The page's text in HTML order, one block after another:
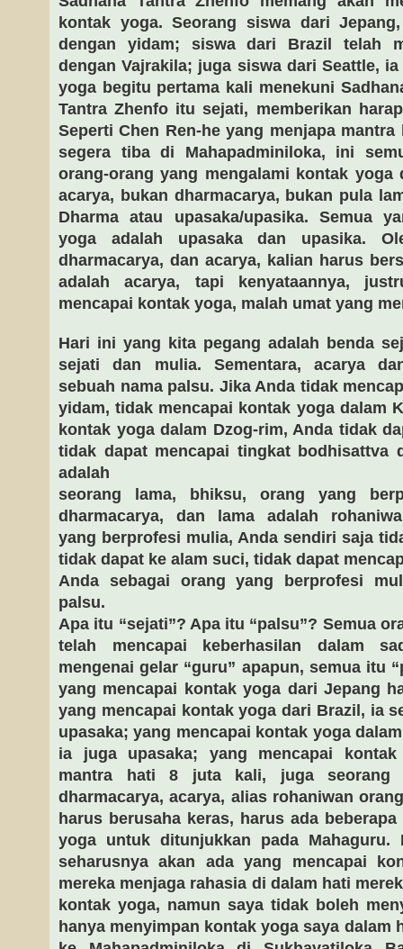
kontak yoga. Seorang siswa dari
dengan yidam; siswa dari Brazil telah
dengan Vajrakila; juga siswa dari Seattle,
yoga begitu pertama kali menekuni
Tantra Zhenfo itu sejati, memberikan
Seperti Chen Ren-he yang menjapa
segera tiba di Mahapadminiloka, ini
orang-orang yang mengalami kontak yoga
acarya, bukan dharmacarya, bukan pula
Dharma atau upasaka/upasika. Semua
yoga adalah upasaka dan upasika.
dharmacarya, dan acarya, kalian harus
adalah acarya, tapi kenyataannya,
mencapai kontak yoga, malah umat yang
Hari ini yang kita pegang adalah benda
sejati dan mulia. Sementara, acarya
sebuah nama palsu. Jika Anda tidak
yidam, tidak mencapai kontak yoga dalam
kontak yoga dalam Dzog-rim, Anda tidak
tidak dapat mencapai tingkat bodhisattva
adalah
seorang lama, bhiksu, orang yang
dharmacarya, dan lama adalah
yang berprofesi mulia, Anda sendiri saja
tidak dapat ke alam suci, tidak dapat
Anda sebagai orang yang berprofesi
palsu.
Apa itu “sejati”? Apa itu “palsu”? Semua
telah mencapai keberhasilan dalam
mengenai gelar “guru” apapun, semua itu
yang mencapai kontak yoga dari Jepang
yang mencapai kontak yoga dari Brazil, ia
upasaka; yang mencapai kontak yoga
ia juga upasaka; yang mencapai
mantra hati 8 juta kali, juga seorang
dharmacarya, acarya, alias rohaniwan
harus berusaha keras, harus ada
yoga untuk ditunjukkan pada Mahaguru.
seharusnya akan ada yang mencapai
mereka menjaga rahasia di dalam hati
kontak yoga, namun saya tidak boleh
hanya menyimpan kontak yoga saya dalam